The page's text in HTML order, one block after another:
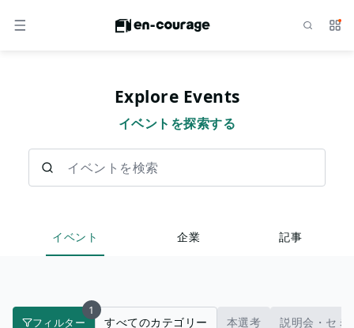
メニュー サ
Explore Events
イベントを探索する
イベント 企業 記事
フィルター
1
すべてのカテゴリー 本選考 説明会・セミ